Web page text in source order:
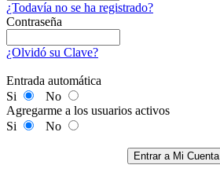
¿Todavía no se ha registrado?
Contraseña
¿Olvidó su Clave?
Entrada automática
Si
No
Agregarme a los usuarios activos
Si
No
Entrar a Mi Cuenta